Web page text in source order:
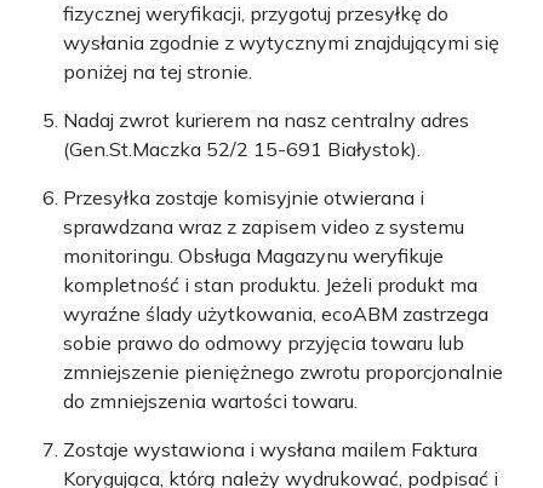
fizycznej weryfikacji, przygotuj przesyłkę do
wysłania zgodnie z wytycznymi znajdującymi się
poniżej na tej stronie.
Nadaj zwrot kurierem na nasz centralny adres
(Gen.St.Maczka 52/2 15-691 Białystok).
Przesyłka zostaje komisyjnie otwierana i
sprawdzana wraz z zapisem video z systemu
monitoringu. Obsługa Magazynu weryfikuje
kompletność i stan produktu. Jeżeli produkt ma
wyraźne ślady użytkowania, ecoABM zastrzega
sobie prawo do odmowy przyjęcia towaru lub
zmniejszenie pieniężnego zwrotu proporcjonalnie
do zmniejszenia wartości towaru.
Zostaje wystawiona i wysłana mailem Faktura
Korygująca, którą należy wydrukować, podpisać i